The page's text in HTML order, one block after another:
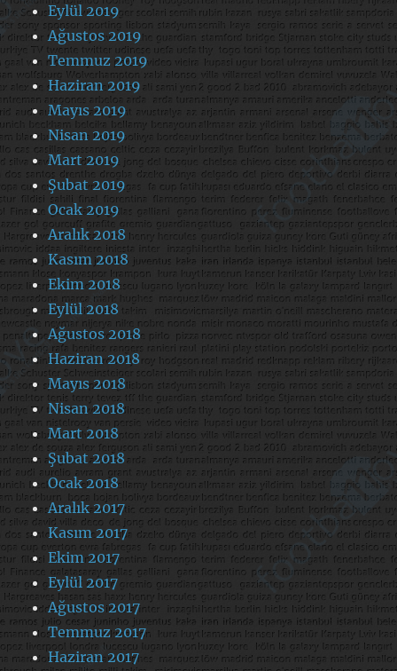
Eylül 2019
Ağustos 2019
Temmuz 2019
Haziran 2019
Mayıs 2019
Nisan 2019
Mart 2019
Şubat 2019
Ocak 2019
Aralık 2018
Kasım 2018
Ekim 2018
Eylül 2018
Ağustos 2018
Haziran 2018
Mayıs 2018
Nisan 2018
Mart 2018
Şubat 2018
Ocak 2018
Aralık 2017
Kasım 2017
Ekim 2017
Eylül 2017
Ağustos 2017
Temmuz 2017
Haziran 2017